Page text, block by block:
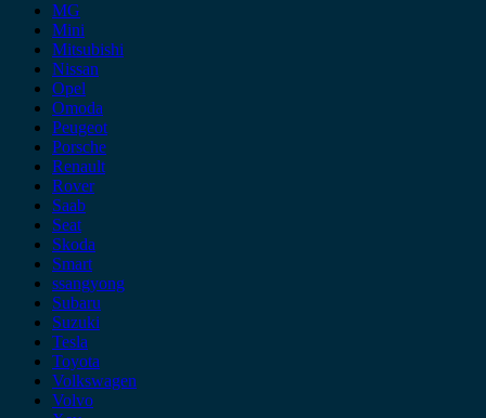
MG
Mini
Mitsubishi
Nissan
Opel
Omoda
Peugeot
Porsche
Renault
Rover
Saab
Seat
Skoda
Smart
ssangyong
Subaru
Suzuki
Tesla
Toyota
Volkswagen
Volvo